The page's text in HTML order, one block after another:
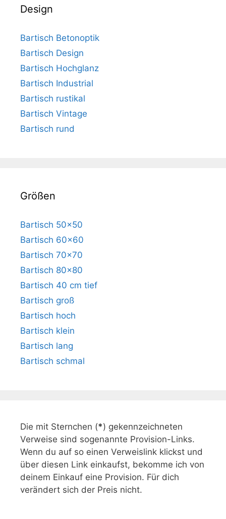
Design
Bartisch Betonoptik
Bartisch Design
Bartisch Hochglanz
Bartisch Industrial
Bartisch rustikal
Bartisch Vintage
Bartisch rund
Größen
Bartisch 50×50
Bartisch 60×60
Bartisch 70×70
Bartisch 80×80
Bartisch 40 cm tief
Bartisch groß
Bartisch hoch
Bartisch klein
Bartisch lang
Bartisch schmal
Die mit Sternchen (*) gekennzeichneten
Verweise sind sogenannte Provision-Links.
Wenn du auf so einen Verweislink klickst und
über diesen Link einkaufst, bekomme ich von
deinem Einkauf eine Provision. Für dich
verändert sich der Preis nicht.